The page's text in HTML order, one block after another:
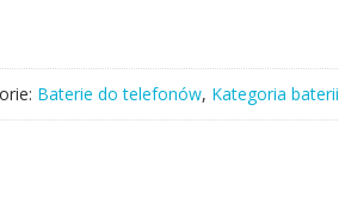
Baterie do telefonów, Kategoria baterii